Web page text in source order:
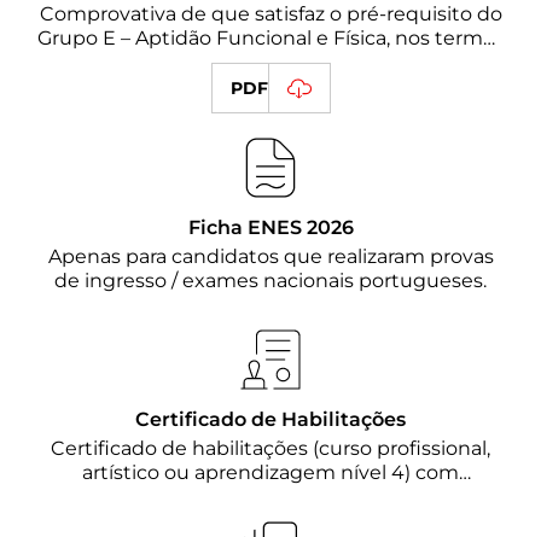
Comprovativa de que satisfaz o pré-requisito do
Grupo E – Aptidão Funcional e Física, nos termos
da Deliberação n.º 454/2026, de 10 de abril
(obrigatória no ato de matrícula).
PDF
Ficha ENES 2026
Apenas para candidatos que realizaram provas
de ingresso / exames nacionais portugueses.
Certificado de Habilitações
Certificado de habilitações (curso profissional,
artístico ou aprendizagem nível 4) com